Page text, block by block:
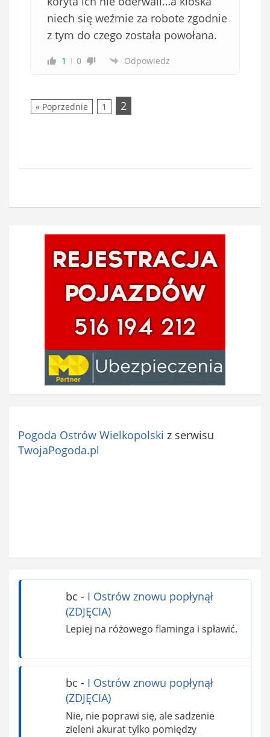
niech się weźmie za robote zgodnie
z tym do czego została powołana.
1 0 Odpowiedz
« Poprzednie 1 2
Pogoda Ostrów Wielkopolski z serwisu
TwojaPogoda.pl
bc - I Ostrów znowu popłynął
(ZDJĘCIA)
Lepiej na różowego flaminga i spławić.
bc - I Ostrów znowu popłynął
(ZDJĘCIA)
Nie, nie poprawi się, ale sadzenie
zieleni akurat tylko pomiędzy